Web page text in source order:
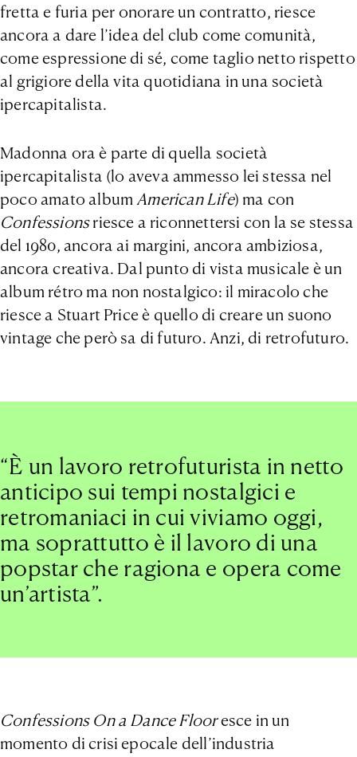
fretta e furia per onorare un contratto, riesce
ancora a dare l’idea del club come comunità,
come espressione di sé, come taglio netto rispetto
al grigiore della vita quotidiana in una società
ipercapitalista.
Madonna ora è parte di quella società
ipercapitalista (lo aveva ammesso lei stessa nel
poco amato albumAmerican Life) ma con
Confessionsriesce a riconnettersi con la se stessa
del 1980, ancora ai margini, ancora ambiziosa,
ancora creativa. Dal punto di vista musicale è un
album rétro ma non nostalgico: il miracolo che
riesce a Stuart Price è quello di creare un suono
vintage che però sa di futuro. Anzi, di retrofuturo.
“È un lavoro retrofuturista in netto
anticipo sui tempi nostalgici e
retromaniaci in cui viviamo oggi,
ma soprattutto è il lavoro di una
popstar che ragiona e opera come
un’artista”.
Confessions On a Dance Flooresce in un
momento di crisi epocale dell’industria